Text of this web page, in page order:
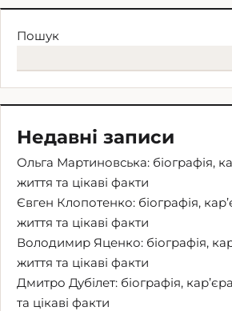
Пошук
Недавні записи
Ольга Мартиновська: біографія,
життя та цікаві факти
Євген Клопотенко: біографія,
життя та цікаві факти
Володимир Яценко: біографія,
життя та цікаві факти
Дмитро Дубілет: біографія,
та цікаві факти